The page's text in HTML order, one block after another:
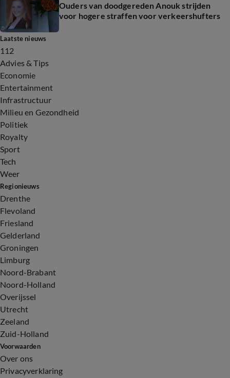
Ouders van doodgereden Anouk strijden
voor hogere straffen voor verkeershufters
Laatste nieuws
112
Advies & Tips
Economie
Entertainment
Infrastructuur
Milieu en Gezondheid
Politiek
Royalty
Sport
Tech
Weer
Regionieuws
Drenthe
Flevoland
Friesland
Gelderland
Groningen
Limburg
Noord-Brabant
Noord-Holland
Overijssel
Utrecht
Zeeland
Zuid-Holland
Voorwaarden
Over ons
Privacyverklaring